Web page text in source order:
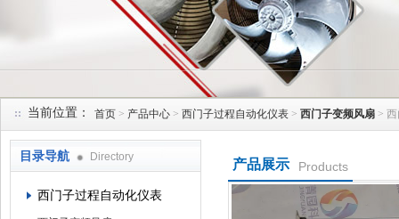
当前位置： 首页 > 产品中心 > 西门子过程自动化仪表 > 西门子变频风扇 >
目录导航 Directory
西门子过程自动化仪表
产品展示 Products